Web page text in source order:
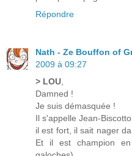
Répondre
Nath - Ze Bouffon of
2009 à 09:27
> LOU,
Damned !
Je suis démasquée !
Il s'appelle Jean-
il est fort, il sait nager
Et il est champion